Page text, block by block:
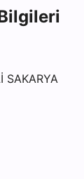
SAKARYA